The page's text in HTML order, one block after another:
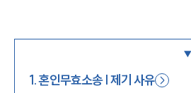
1.혼인무효소송 | 제기 사유